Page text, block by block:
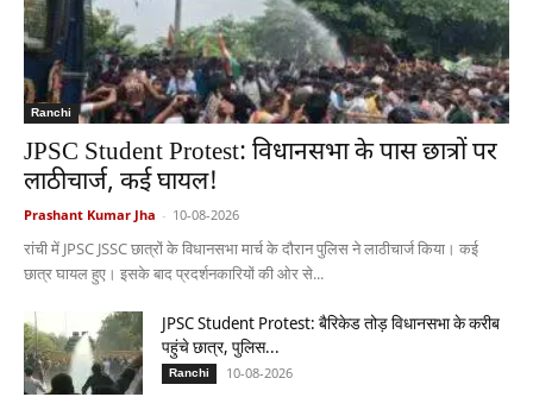
Ranchi
JPSC Student Protest: विधानसभा के पास छात्रों पर
लाठीचार्ज, कई घायल!
Prashant Kumar Jha - 10-08-2026
रांची में JPSC JSSC छात्रों के विधानसभा मार्च के दौरान पुलिस ने लाठीचार्ज किया। कई
छात्र घायल हुए। इसके बाद प्रदर्शनकारियों की ओर से...
JPSC Student Protest: बैरिकेड तोड़ विधानसभा के करीब
पहुंचे छात्र, पुलिस...
Ranchi 10-08-2026